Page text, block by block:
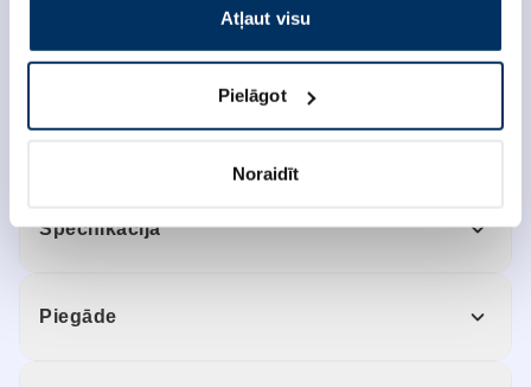
Atļaut visu
Pielāgot
Noraidīt
aktīvo ogli - spēcīgi sacietē - neput - pietiek ilgam
laikam - drošs kaķēniem
Produkta kods: 2125
Specifikācija
Piegāde